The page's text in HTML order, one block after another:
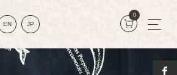
EN JP
0